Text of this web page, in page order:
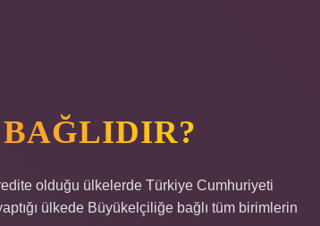
olduğu ülkelerde Türkiye Cumhuriyeti
ülkede Büyükelçiliğe bağlı tüm birimlerin